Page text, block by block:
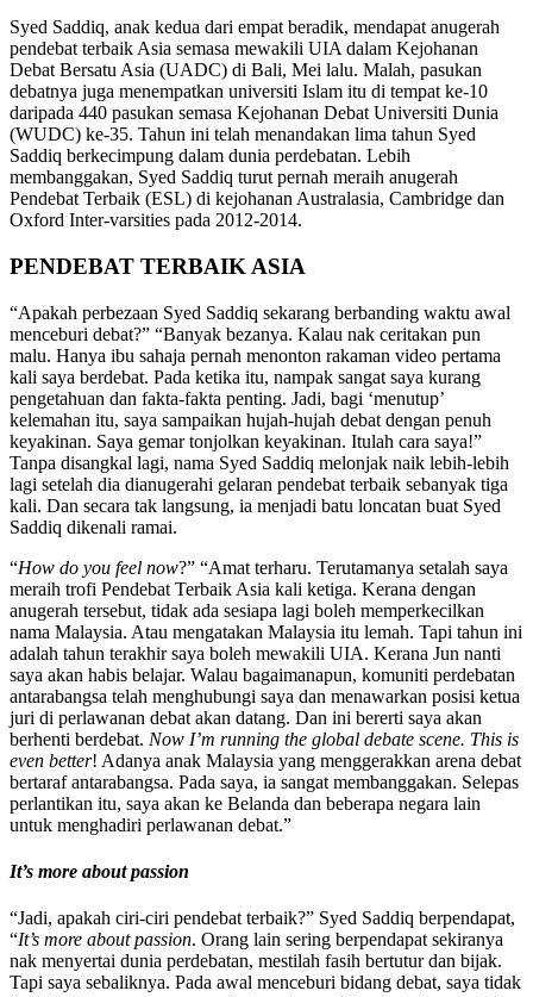
Syed Saddiq, anak kedua dari empat beradik, mendapat anugerah
pendebat terbaik Asia semasa mewakili UIA dalam Kejohanan
Debat Bersatu Asia (UADC) di Bali, Mei lalu. Malah, pasukan
debatnya juga menempatkan universiti Islam itu di tempat ke-10
daripada 440 pasukan semasa Kejohanan Debat Universiti Dunia
(WUDC) ke-35. Tahun ini telah menandakan lima tahun Syed
Saddiq berkecimpung dalam dunia perdebatan. Lebih
membanggakan, Syed Saddiq turut pernah meraih anugerah
Pendebat Terbaik (ESL) di kejohanan Australasia, Cambridge dan
Oxford Inter-varsities pada 2012-2014.
PENDEBAT TERBAIK ASIA
“Apakah perbezaan Syed Saddiq sekarang berbanding waktu awal
menceburi debat?” “Banyak bezanya. Kalau nak ceritakan pun
malu. Hanya ibu sahaja pernah menonton rakaman video pertama
kali saya berdebat. Pada ketika itu, nampak sangat saya kurang
pengetahuan dan fakta-fakta penting. Jadi, bagi ‘menutup’
kelemahan itu, saya sampaikan hujah-hujah debat dengan penuh
keyakinan. Saya gemar tonjolkan keyakinan. Itulah cara saya!”
Tanpa disangkal lagi, nama Syed Saddiq melonjak naik lebih-lebih
lagi setelah dia dianugerahi gelaran pendebat terbaik sebanyak tiga
kali. Dan secara tak langsung, ia menjadi batu loncatan buat Syed
Saddiq dikenali ramai.
“How do you feel now?” “Amat terharu. Terutamanya setalah saya
meraih trofi Pendebat Terbaik Asia kali ketiga. Kerana dengan
anugerah tersebut, tidak ada sesiapa lagi boleh memperkecilkan
nama Malaysia. Atau mengatakan Malaysia itu lemah. Tapi tahun ini
adalah tahun terakhir saya boleh mewakili UIA. Kerana Jun nanti
saya akan habis belajar. Walau bagaimanapun, komuniti perdebatan
antarabangsa telah menghubungi saya dan menawarkan posisi ketua
juri di perlawanan debat akan datang. Dan ini bererti saya akan
berhenti berdebat. Now I’m running the global debate scene. This is
even better! Adanya anak Malaysia yang menggerakkan arena debat
bertaraf antarabangsa. Pada saya, ia sangat membanggakan. Selepas
perlantikan itu, saya akan ke Belanda dan beberapa negara lain
untuk menghadiri perlawanan debat.”
It’s more about passion
“Jadi, apakah ciri-ciri pendebat terbaik?” Syed Saddiq berpendapat,
“It’s more about passion. Orang lain sering berpendapat sekiranya
nak menyertai dunia perdebatan, mestilah fasih bertutur dan bijak.
Tapi saya sebaliknya. Pada awal menceburi bidang debat, saya tidak